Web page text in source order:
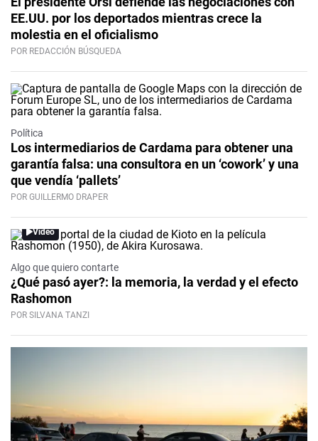
EE.UU. por los deportados mientras crece la
molestia en el oficialismo
POR REDACCIÓN BÚSQUEDA
Política
Los intermediarios de Cardama para obtener una
garantía falsa: una consultora en un ‘cowork’ y una
que vendía ‘pallets’
POR GUILLERMO DRAPER
Video
Algo que quiero contarte
¿Qué pasó ayer?: la memoria, la verdad y el efecto
Rashomon
POR SILVANA TANZI